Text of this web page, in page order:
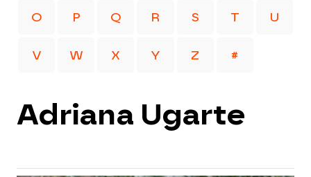
O P Q R S T U
V W X Y Z #
Adriana Ugarte